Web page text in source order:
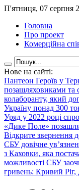
П'ятниця, 07 серпня
Головна
Про проект
Комерційна
Нове на сайті:
Пантеон Героїв у
позашляховиками та
колаборанту, який
Україну понад 300
Уряд у 2022 році
«Дике Поле»
Відкрите звернення
СБУ довічне
з Каховки, яка
можливості СБУ
гривень: Кривий